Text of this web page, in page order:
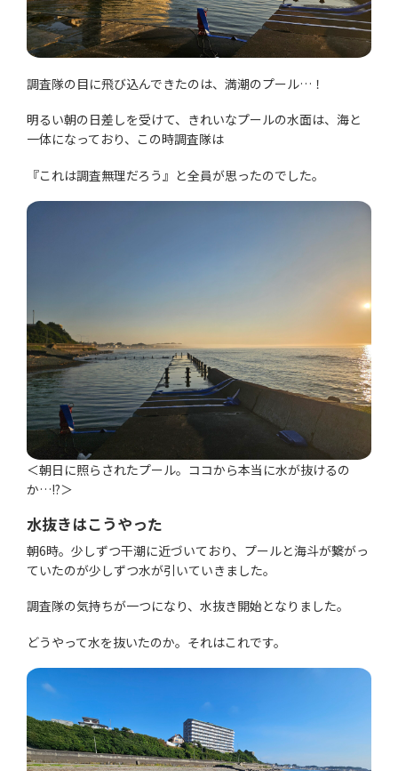
調査隊の目に飛び込んできたのは、満潮のプール…！
明るい朝の日差しを受けて、きれいなプールの水面は、海と
一体になっており、この時調査隊は
『これは調査無理だろう』と全員が思ったのでした。
＜朝日に照らされたプール。ココから本当に水が抜けるの
か…!?＞
水抜きはこうやった
朝6時。少しずつ干潮に近づいており、プールと海斗が繋がっ
ていたのが少しずつ水が引いていきました。
調査隊の気持ちが一つになり、水抜き開始となりました。
どうやって水を抜いたのか。それはこれです。